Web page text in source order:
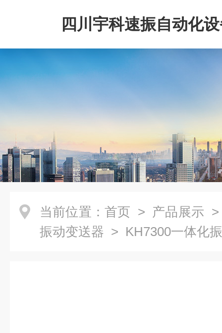
四川宇科速振自动化
公司
当前位置： 首页 > 产品展示
振动变送器 > KH7300一体化